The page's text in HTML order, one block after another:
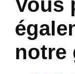
Vous
notre